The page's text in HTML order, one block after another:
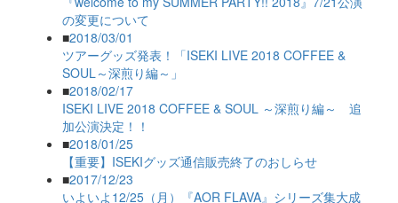
の変更について
■2018/03/01
ツアーグッズ発表！「ISEKI LIVE 2018 COFFEE &
SOUL～深煎り編～」
■2018/02/17
ISEKI LIVE 2018 COFFEE & SOUL ～深煎り編～ 追
加公演決定！！
■2018/01/25
【重要】ISEKIグッズ通信販売終了のおしらせ
■2017/12/23
いよいよ12/25（月）『AOR FLAVA』シリーズ集大成